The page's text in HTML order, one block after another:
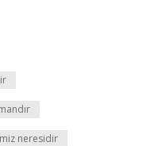
neresidir